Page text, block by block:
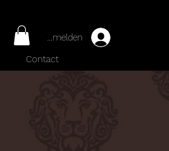
Anmelden
Contact